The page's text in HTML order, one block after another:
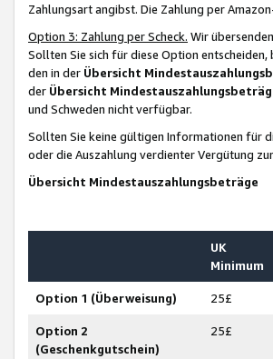
Zahlungsart angibst. Die Zahlung per
Option 3: Zahlung per Scheck. Wir
Sollten Sie sich für diese Option
den in der Übersicht
der Übersicht
und Schweden nicht verfügbar.
Sollten Sie keine gültigen Informationen für
oder die Auszahlung verdienter Vergütung
Übersicht Mindestauszahlungsbeträge
UK
Minimum
Option 1 (Überweisung) 25£
Option 2
(Geschenkgutschein)
25£